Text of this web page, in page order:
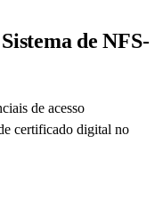
de NFS-
de acesso
certificado digital no